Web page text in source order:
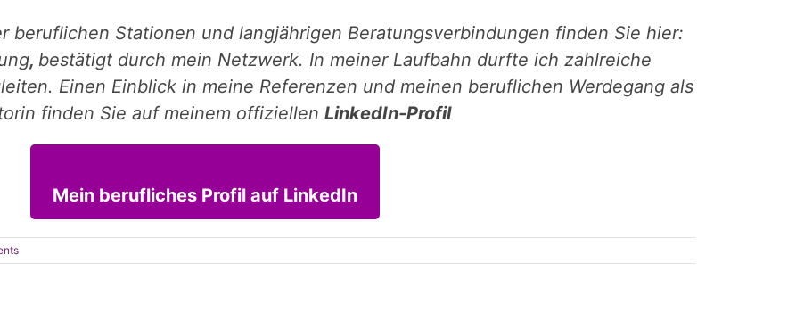
beruflichen Stationen und langjährigen Beratungsverbindungen finden Sie hier:
, bestätigt durch mein Netzwerk. In meiner Laufbahn durfte ich zahlreiche
Einen Einblick in meine Referenzen und meinen beruflichen Werdegang als
finden Sie auf meinem offiziellen LinkedIn-Profil
Mein berufliches Profil auf LinkedIn